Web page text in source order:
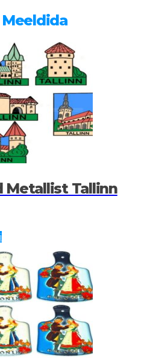
Meeldida
Metallist Tallinn